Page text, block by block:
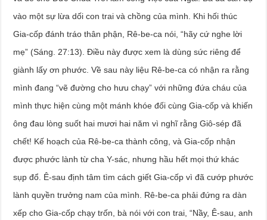
vào một sự lừa dối con trai và chồng của mình. Khi hối thúc
Gia-cốp đánh tráo thân phận, Rê-be-ca nói, “hãy cứ nghe lời
mẹ” (Sáng. 27:13). Điều này được xem là dùng sức riêng để
giành lấy ơn phước. Về sau này liệu Rê-be-ca có nhận ra rằng
mình đang “vẽ đường cho hưu chạy” với những đứa cháu của
mình thực hiện cùng một mánh khóe đối cùng Gia-cốp và khiến
ông đau lòng suốt hai mươi hai năm vì nghĩ rằng Giô-sép đã
chết! Kế hoạch của Rê-be-ca thành công, và Gia-cốp nhận
được phước lành từ cha Y-sác, nhưng hầu hết mọi thứ khác
sụp đổ. Ê-sau định tâm tìm cách giết Gia-cốp vì đã cướp phước
lành quyền trưởng nam của mình. Rê-be-ca phải đứng ra dàn
xếp cho Gia-cốp chạy trốn, bà nói với con trai, “Nầy, Ê-sau, anh